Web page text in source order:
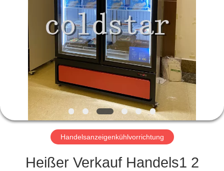
FABRIK-
AUSFLUG
QUALITÄTSKONTROLLE
TRETEN
SIE
MIT
Handelsanzeigenkühlvorrichtung
Heißer Verkauf Handels1 2